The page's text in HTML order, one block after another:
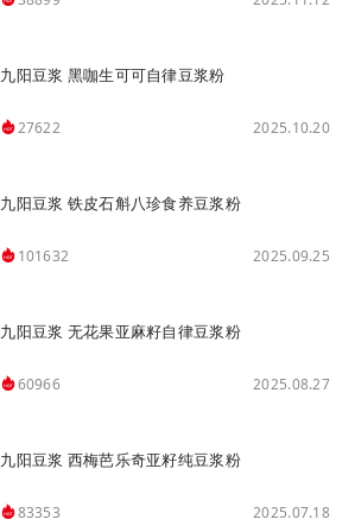
九阳豆浆 黑咖生可可自律豆浆粉
27622 2025.10.20
九阳豆浆 铁皮石斛八珍食养豆浆粉
101632 2025.09.25
九阳豆浆 无花果亚麻籽自律豆浆粉
60966 2025.08.27
九阳豆浆 西梅芭乐奇亚籽纯豆浆粉
83353 2025.07.18